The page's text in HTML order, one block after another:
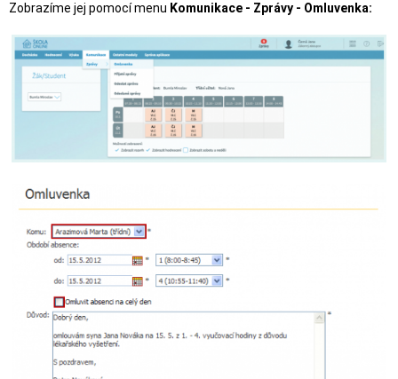
Zobrazíme jej pomocí menu Komunikace - Zprávy - Omluvenka: